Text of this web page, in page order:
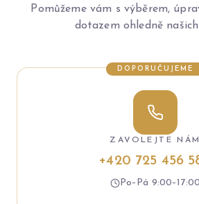
Pomůžeme vám s výběrem,
dotazem ohledně
DOPORUČUJEME
ZAVOLEJTE NÁM
+420 725 456
Po–Pá 9:00–17:00